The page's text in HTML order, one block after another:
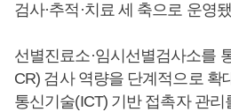
검사·추적·치료 세 축으로 운영
선별진료소·임시선별검사소를
CR) 검사 역량을 단계적으로 확
통신기술(ICT) 기반 접촉자 관리